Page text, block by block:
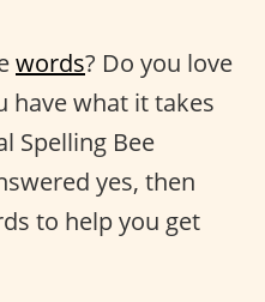
words? Do you love
have what it takes
Spelling Bee
yes, then
to help you get